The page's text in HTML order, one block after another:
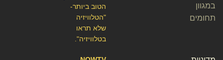
הטוב ביותר-
"הטלוויזיה
שלא תראו
בטלוויזיה".
במגוון
תחומים